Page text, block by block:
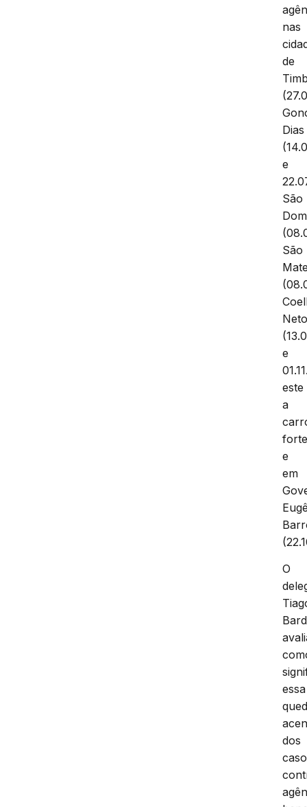
nas
de
Dias
e
São
São
e
este
a
e
em
O
essa
dos